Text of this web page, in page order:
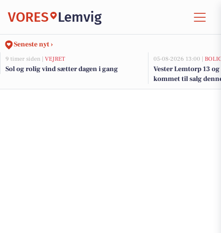
VORES Lemvig
Seneste nyt ›
9 timer siden | VEJRET
Sol og rolig vind sætter dagen i gang
05-08-2026 13:00 |
Vester Lemtorp 13
kommet til salg
boligerne her.